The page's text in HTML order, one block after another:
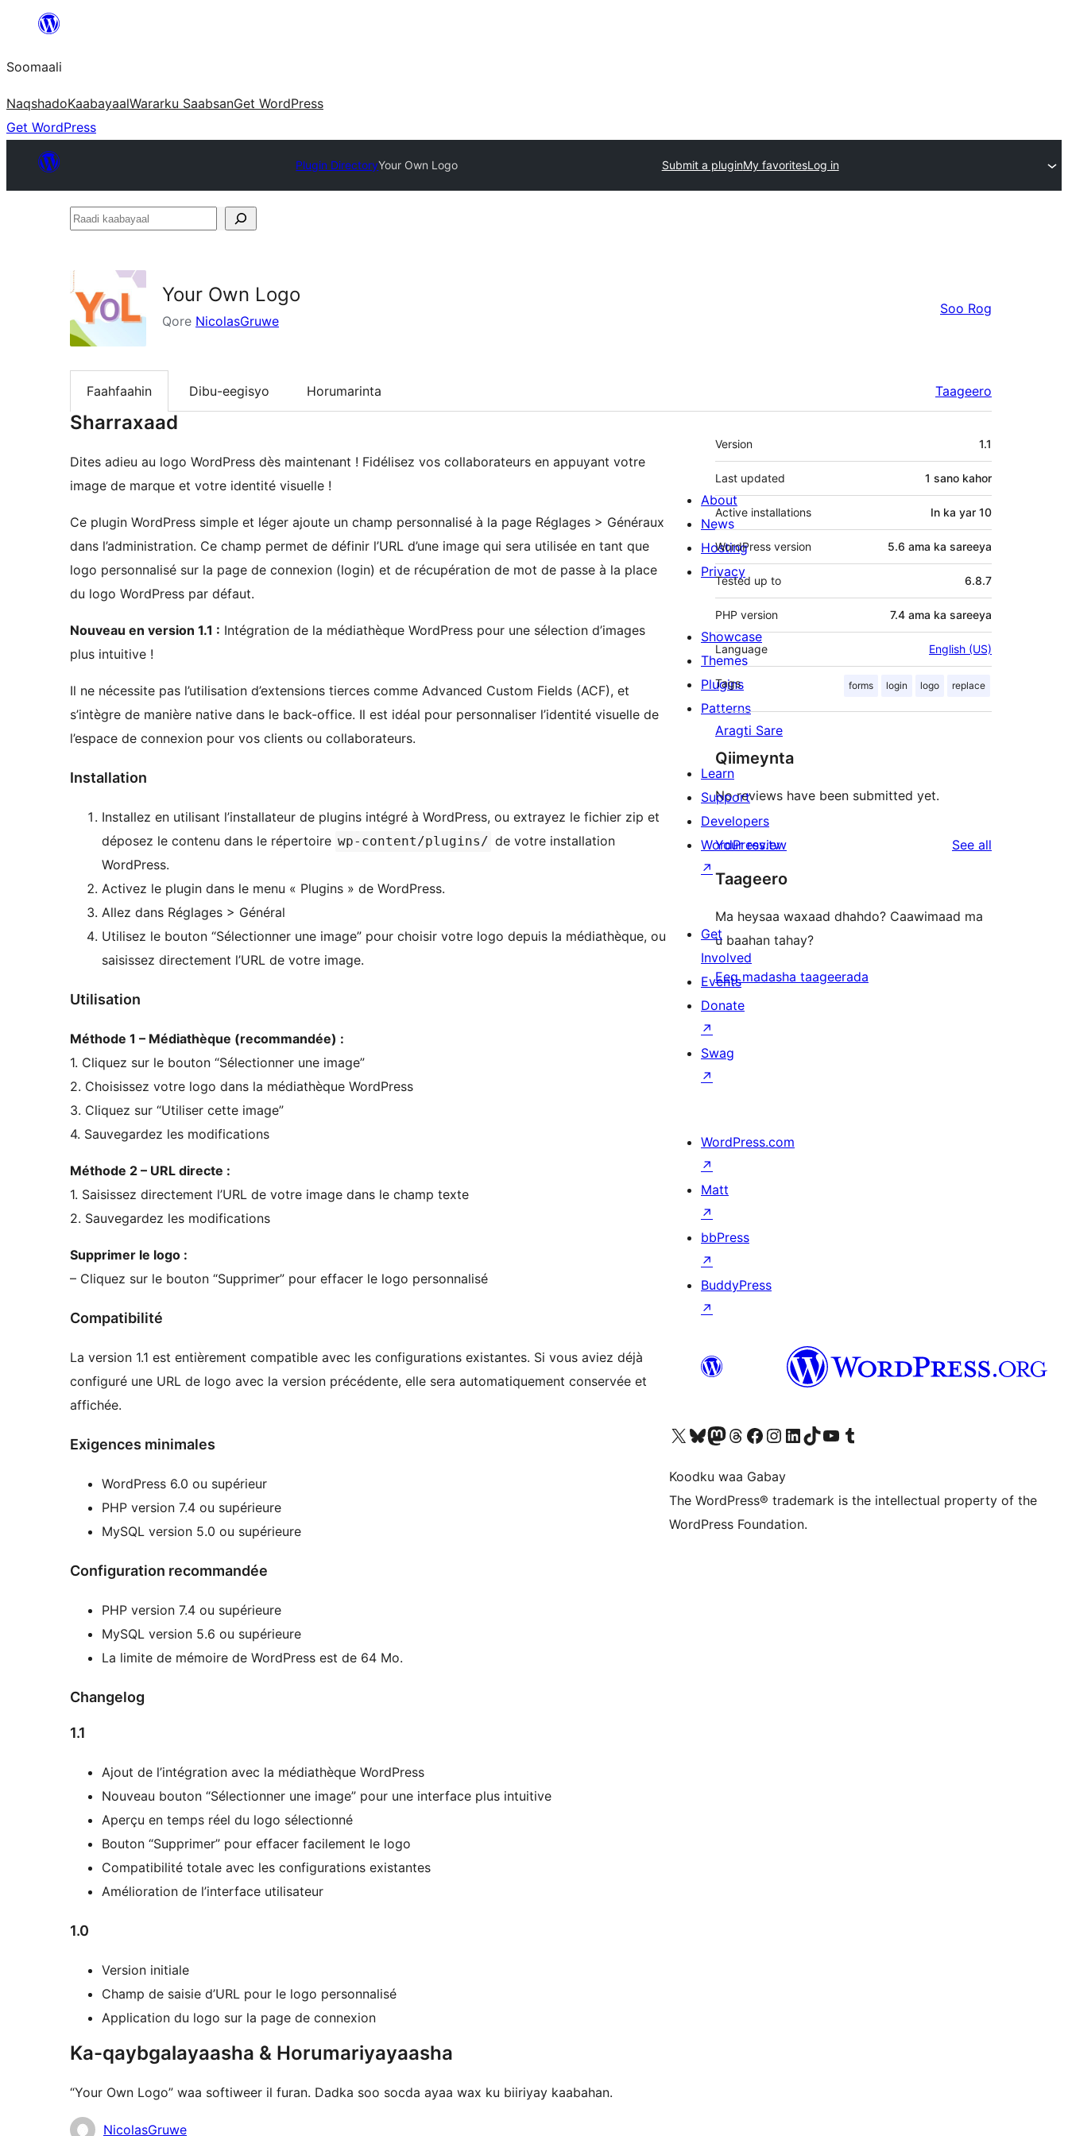
dhigaalka
Soomaali
NaqshadoKaabayaalWararku SaabsanGet WordPress
Get WordPress
Plugin DirectoryYour Own Logo Submit a pluginMy favoritesLog in
Raadi
Your Own Logo
Qore NicolasGruwe
Soo Rog
Faahfaahin Dibu-eegisyo Horumarinta Taageero
Sharraxaad
Dites adieu au logo WordPress dès maintenant ! Fidélisez vos collaborateurs en appuyant votre
image de marque et votre identité visuelle !
Ce plugin WordPress simple et léger ajoute un champ personnalisé à la page Réglages > Généraux
dans l’administration. Ce champ permet de définir l’URL d’une image qui sera utilisée en tant que
logo personnalisé sur la page de connexion (login) et de récupération de mot de passe à la place
du logo WordPress par défaut.
Nouveau en version 1.1 : Intégration de la médiathèque WordPress pour une sélection d’images
plus intuitive !
Il ne nécessite pas l’utilisation d’extensions tierces comme Advanced Custom Fields (ACF), et
s’intègre de manière native dans le back-office. Il est idéal pour personnaliser l’identité visuelle de
l’espace de connexion pour vos clients ou collaborateurs.
Installation
Installez en utilisant l’installateur de plugins intégré à WordPress, ou extrayez le fichier zip et
déposez le contenu dans le répertoire wp-content/plugins/ de votre installation
WordPress.
Activez le plugin dans le menu « Plugins » de WordPress.
Allez dans Réglages > Général
Utilisez le bouton “Sélectionner une image” pour choisir votre logo depuis la médiathèque, ou
saisissez directement l’URL de votre image.
Utilisation
Méthode 1 – Médiathèque (recommandée) :
1. Cliquez sur le bouton “Sélectionner une image”
2. Choisissez votre logo dans la médiathèque WordPress
3. Cliquez sur “Utiliser cette image”
4. Sauvegardez les modifications
Méthode 2 – URL directe :
1. Saisissez directement l’URL de votre image dans le champ texte
2. Sauvegardez les modifications
Supprimer le logo :
– Cliquez sur le bouton “Supprimer” pour effacer le logo personnalisé
Compatibilité
La version 1.1 est entièrement compatible avec les configurations existantes. Si vous aviez déjà
configuré une URL de logo avec la version précédente, elle sera automatiquement conservée et
affichée.
Exigences minimales
WordPress 6.0 ou supérieur
PHP version 7.4 ou supérieure
MySQL version 5.0 ou supérieure
Configuration recommandée
PHP version 7.4 ou supérieure
MySQL version 5.6 ou supérieure
La limite de mémoire de WordPress est de 64 Mo.
Changelog
1.1
Ajout de l’intégration avec la médiathèque WordPress
Nouveau bouton “Sélectionner une image” pour une interface plus intuitive
Aperçu en temps réel du logo sélectionné
Bouton “Supprimer” pour effacer facilement le logo
Compatibilité totale avec les configurations existantes
Amélioration de l’interface utilisateur
1.0
Version initiale
Champ de saisie d’URL pour le logo personnalisé
Application du logo sur la page de connexion
Ka-qaybgalayaasha & Horumariyayaasha
“Your Own Logo” waa softiweer il furan. Dadka soo socda ayaa wax ku biiriyay kaabahan.
Ka- NicolasGruwe
Meta
Version 1.1
Last updated 1 sano kahor
Active installations In ka yar 10
WordPress version 5.6 ama ka sareeya
Tested up to 6.8.7
PHP version 7.4 ama ka sareeya
Language English (US)
Tags forms login logo replace
Aragti Sare
Qiimeynta
No reviews have been submitted yet.
Your review See all
Taageero
Ma heysaa waxaad dhahdo? Caawimaad ma
u baahan tahay?
Eeg madasha taageerada
About
News
Hosting
Privacy
Showcase
Themes
Plugins
Patterns
Learn
Support
Developers
WordPress.tv
↗
Get
Involved
Events
Donate
↗
Swag
↗
WordPress.com
↗
Matt
↗
bbPress
↗
BuddyPress
↗
Visit our X (formerly Twitter) account
Visit our Bluesky account
Visit our Mastodon account
Visit our Threads account
Visit our Facebook page
Visit our Instagram account
Visit our LinkedIn account
Visit our TikTok account
Visit our YouTube channel
Visit our Tumblr account
Koodku waa Gabay
The WordPress® trademark is the intellectual property of the
WordPress Foundation.